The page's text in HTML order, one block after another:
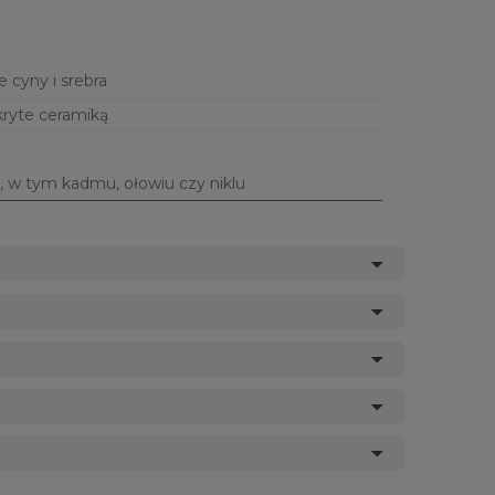
cyny i srebra
ceramiką
w tym kadmu, ołowiu czy niklu